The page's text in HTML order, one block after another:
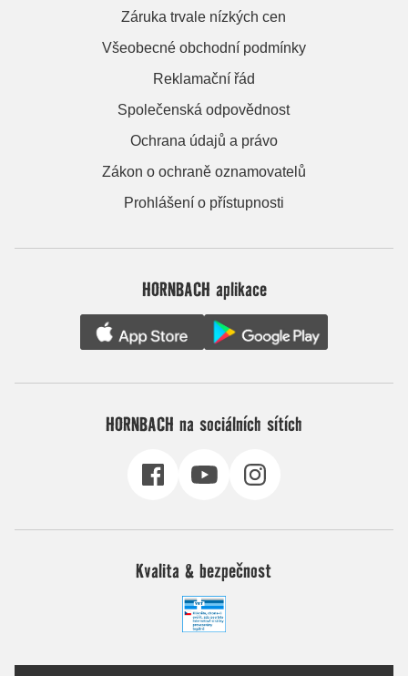
Záruka trvale nízkých cen
Všeobecné obchodní podmínky
Reklamační řád
Společenská odpovědnost
Ochrana údajů a právo
Zákon o ochraně oznamovatelů
Prohlášení o přístupnosti
HORNBACH aplikace
HORNBACH na sociálních sítích
Kvalita & bezpečnost